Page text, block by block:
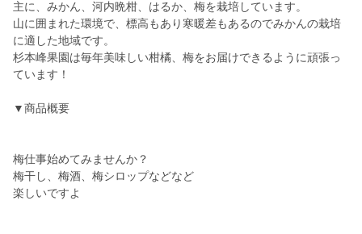
主に、みかん、河内晩柑、はるか、梅を栽培しています。
山に囲まれた環境で、標高もあり寒暖差もあるのでみかんの栽培
に適した地域です。
杉本峰果園は毎年美味しい柑橘、梅をお届けできるように頑張っ
ています！
▼商品概要
梅仕事始めてみませんか？
梅干し、梅酒、梅シロップなどなど
楽しいですよ